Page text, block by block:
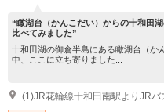
“瞰湖台（かんこだい）からの十和田
比べてみました”
十和田湖の御倉半島にある瞰湖台（か
中、ここに立ち寄りました...
(1)JR花輪線十和田南駅よりJR